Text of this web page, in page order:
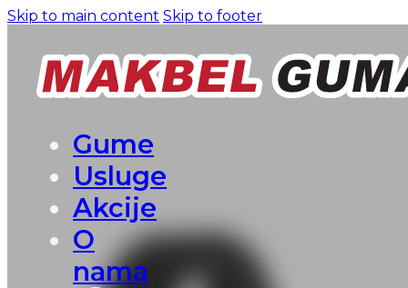
Skip to main content Skip to footer
Gume
Usluge
Akcije
O
nama